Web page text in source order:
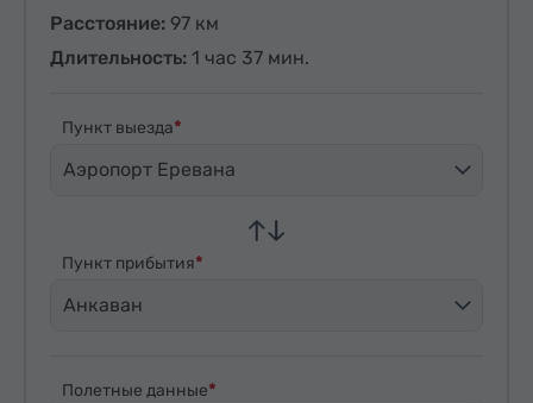
Расстояние: 97 км
Длительность: 1 час 37 мин.
Пункт выезда
Аэропорт Еревана
Пункт прибытия
Анкаван
Полетные данные